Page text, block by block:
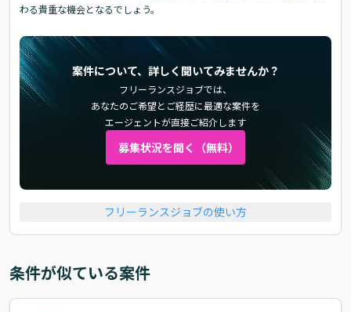
わる貴重な機会となるでしょう。
案件について、詳しく聞いてみませんか？
フリーランスジョブでは、
あなたのご希望とご経歴に最適な案件を
エージェントが直接ご紹介します
募集状況を聞く（無料）
フリーランスジョブの使い方
条件が似ている案件